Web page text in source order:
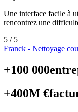
Une interface facile à
rencontrez une
5 / 5
Franck - Nettoyage
+100 000
+400M €